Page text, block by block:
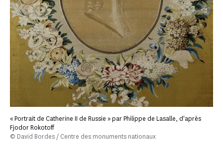
« Portrait de Catherine II de Russie » par Philippe de Lasalle, d'après
Fjodor Rokotoff
© David Bordes / Centre des monuments nationaux